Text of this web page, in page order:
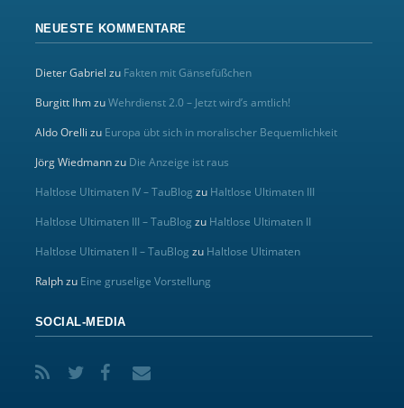
NEUESTE KOMMENTARE
Dieter Gabriel zu Fakten mit Gänsefüßchen
Burgitt IhmzuWehrdienst 2.0 – Jetzt wird’s amtlich!
Aldo Orelli zu Europa übt sich in moralischer Bequemlichkeit
Jörg Wiedmannzu Die Anzeige ist raus
Haltlose Ultimaten IV – TauBlog zu Haltlose Ultimaten III
Haltlose Ultimaten III – TauBlog zu Haltlose Ultimaten II
Haltlose Ultimaten II – TauBlog zu Haltlose Ultimaten
Ralphzu Eine gruselige Vorstellung
SOCIAL-MEDIA